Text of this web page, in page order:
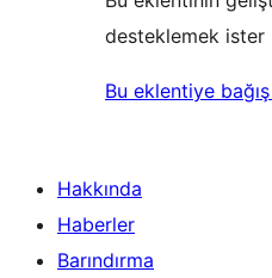
desteklemek ister
Bu eklentiye
Hakkında
Haberler
Barındırma